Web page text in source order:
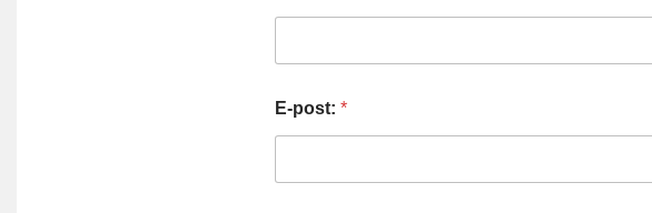
E-post:*